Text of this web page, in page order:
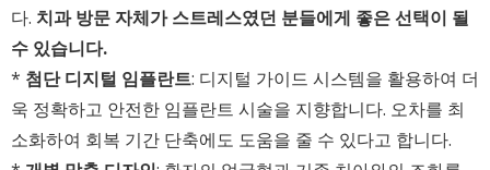
다. 치과 방문 자체가 스트레스였던 분들에게 좋은 선택이 될
수 있습니다.
* 첨단 디지털 임플란트: 디지털 가이드 시스템을 활용하여 더
욱 정확하고 안전한 임플란트 시술을 지향합니다. 오차를 최
소화하여 회복 기간 단축에도 도움을 줄 수 있다고 합니다.